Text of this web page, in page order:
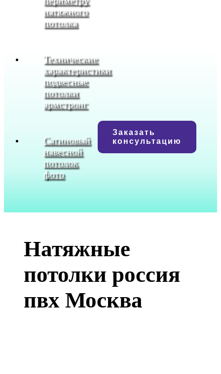
натяжного
потолка
Технические
характеристики
подвесные
потолки
армстронг
Сатиновый
навесной
потолок
фото
Заказать
консультацию
Натяжные
потолки россия
пвх Москва